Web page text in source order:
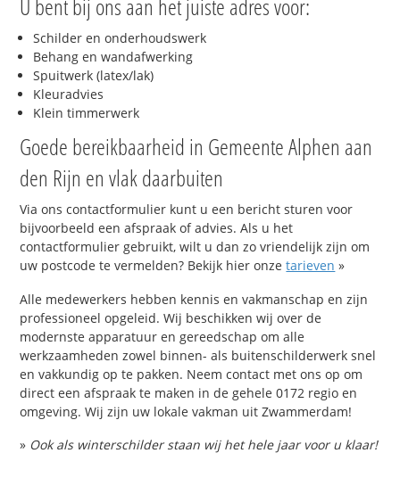
Schilder en onderhoudswerk
Behang en wandafwerking
Spuitwerk (latex/lak)
Kleuradvies
Klein timmerwerk
Goede bereikbaarheid in Gemeente Alphen aan
den Rijn en vlak daarbuiten
Via ons contactformulier kunt u een bericht sturen voor
bijvoorbeeld een afspraak of advies. Als u het
contactformulier gebruikt, wilt u dan zo vriendelijk zijn om
uw postcode te vermelden? Bekijk hier onzetarieven »
Alle medewerkers hebben kennis en vakmanschap en zijn
professioneel opgeleid. Wij beschikken wij over de
modernste apparatuur en gereedschap om alle
werkzaamheden zowel binnen- als buitenschilderwerk snel
en vakkundig op te pakken. Neem contact met ons op om
direct een afspraak te maken in de gehele 0172 regio en
omgeving. Wij zijn uw lokale vakman uit Zwammerdam!
» Ook als winterschilder staan wij het hele jaar voor u klaar!